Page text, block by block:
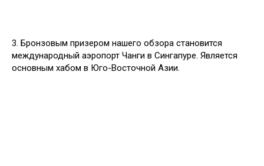
3. Бронзовым призером нашего обзора становится
международный аэропорт Чанги в Сингапуре. Является
основным хабом в Юго-Восточной Азии.